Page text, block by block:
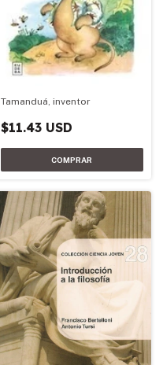
Tamanduá, inventor
$11.43 USD